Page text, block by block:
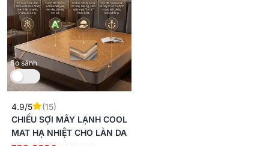
So sánh
4.9/5
(15)
CHIẾU SỢI MÂY LẠNH COOL
MAT HẠ NHIỆT CHO LÀN DA